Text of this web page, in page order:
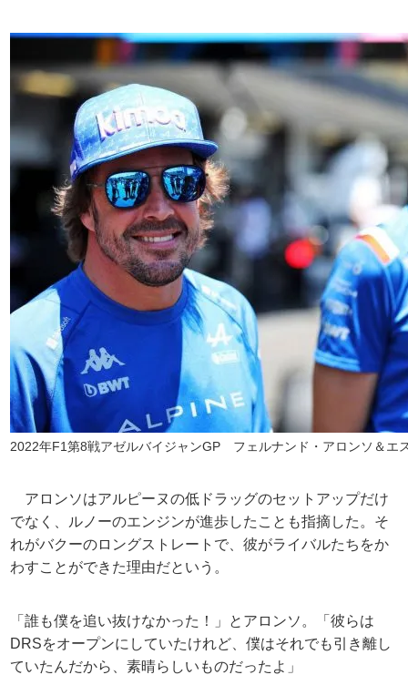
2022年F1第8戦アゼルバイジャンGP フェルナンド・アロンソ＆エ
アロンソはアルピーヌの低ドラッグのセットアップだけ
でなく、ルノーのエンジンが進歩したことも指摘した。そ
れがバクーのロングストレートで、彼がライバルたちをか
わすことができた理由だという。
「誰も僕を追い抜けなかった！」とアロンソ。「彼らは
DRSをオープンにしていたけれど、僕はそれでも引き離し
ていたんだから、素晴らしいものだったよ」